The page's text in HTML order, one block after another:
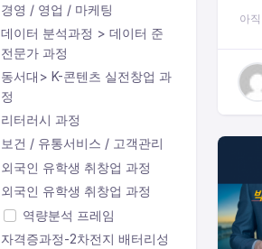
경영 / 영업 / 마케팅
데이터 분석과정 > 데이터 준
전문가 과정
동서대> K-콘텐츠 실전창업 과
정
리터러시 과정
보건 / 유통서비스 / 고객관리
외국인 유학생 취창업 과정
외국인 유학생 취창업 과정
역량분석 프레임
자격증과정-2차전지 배터리성
아